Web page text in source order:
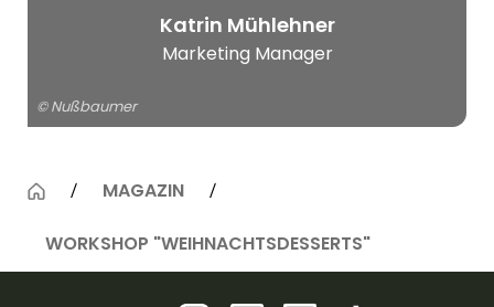
Katrin Mühlehner
Marketing Manager
© Nußbaumer
MAGAZIN
WORKSHOP "WEIHNACHTSDESSERTS"